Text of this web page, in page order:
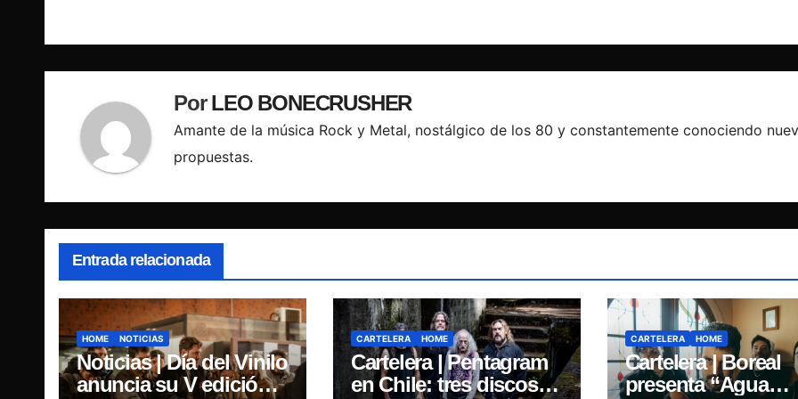
entradas
PorLEO BONECRUSHER
Amante de la música Rock y Metal, nostálgico de los 80 y constantemente conociendo
propuestas.
Entrada relacionada
HOME NOTICIAS
Noticias | Día del Vinilo
anuncia su V edición
CARTELERA HOME
Cartelera | Pentagram
en Chile: tres discos
CARTELERA HOME
Cartelera | Boreal
presenta “Agua